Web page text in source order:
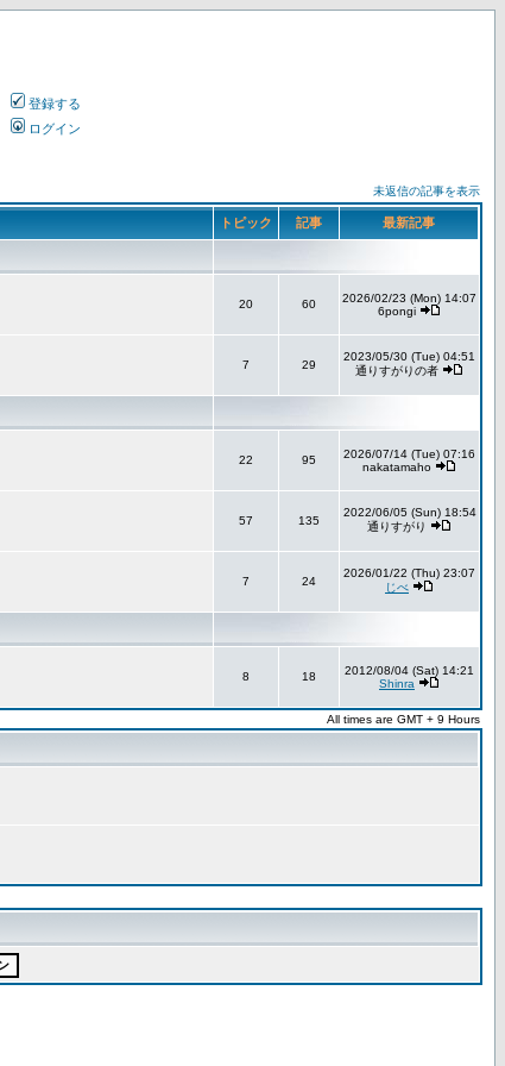
登録する
ログイン
未返信の記事を表示
トピック 記事 最新記事
20 60
2026/02/23 (Mon) 14:07
6pongi
7 29
2023/05/30 (Tue) 04:51
通りすがりの者
22 95
2026/07/14 (Tue) 07:16
nakatamaho
57 135
2022/06/05 (Sun) 18:54
通りすがり
7 24
2026/01/22 (Thu) 23:07
じべ
8 18
2012/08/04 (Sat) 14:21
Shinra
All times are GMT + 9 Hours